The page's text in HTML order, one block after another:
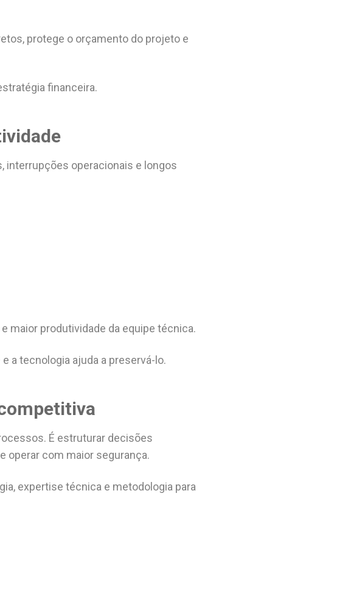
protege o orçamento do projeto e
financeira.
interrupções operacionais e longos
maior produtividade da equipe técnica.
a tecnologia ajuda a preservá-lo.
É estruturar decisões
operar com maior segurança.
expertise técnica e metodologia para